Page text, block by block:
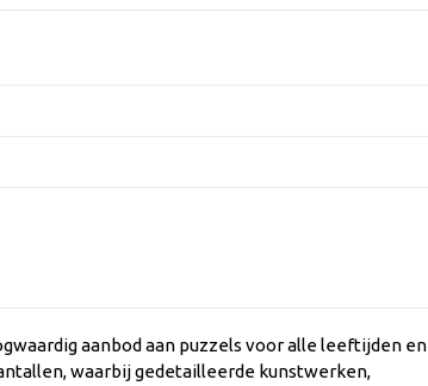
aanbod aan puzzels voor alle leeftijden en
waarbij gedetailleerde kunstwerken,